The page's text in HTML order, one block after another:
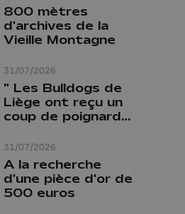
31/07/2026
800 mètres
d'archives de la
Vieille Montagne
31/07/2026
" Les Bulldogs de
Liège ont reçu un
coup de poignard
A la recherche
d'une pièce d'or de
500 euros